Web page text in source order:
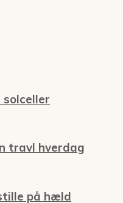
travl hverdag
på hæld